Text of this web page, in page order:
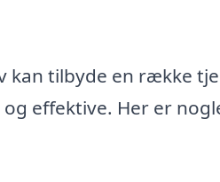
kan tilbyde en række
effektive. Her er